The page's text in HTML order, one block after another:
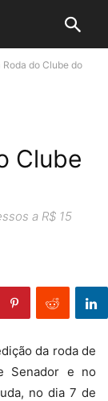
do Clube do
Clube
a R$ 15
da roda de
Senador e no
no dia 7 de